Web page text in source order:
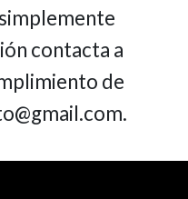
contacta a
de